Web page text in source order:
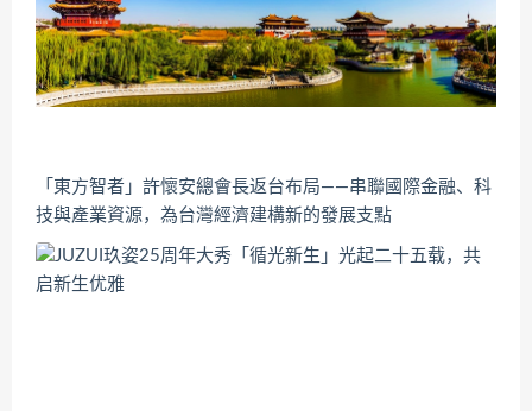
「東方智者」許懷安總會長返台布局——串聯國際金融、科
技與產業資源，為台灣經濟建構新的發展支點